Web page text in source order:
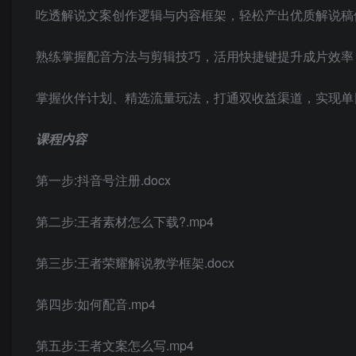
吃透解说文案创作逻辑与内容框架，轻松产出优质解说
熟练掌握配音方法与剪辑技巧，活用快捷键提升成片效率
掌握伙伴计划、精选流量玩法，打通双收益渠道，实现
课程内容
第一步:抖音号注册.docx
第二步:王者素材怎么下载?.mp4
第三步:王者荣耀解说教学框架.docx
第四步:如何配音.mp4
第五步:王者文案怎么写.mp4